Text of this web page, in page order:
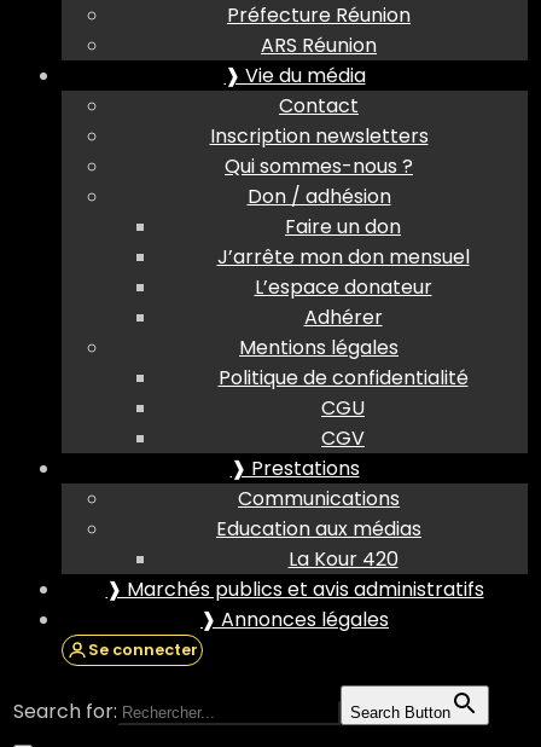
Préfecture Réunion
ARS Réunion
❱ Vie du média
Contact
Inscription newsletters
Qui sommes-nous ?
Don / adhésion
Faire un don
J’arrête mon don mensuel
L’espace donateur
Adhérer
Mentions légales
Politique de confidentialité
CGU
CGV
❱ Prestations
Communications
Education aux médias
La Kour 420
❱ Marchés publics et avis administratifs
❱ Annonces légales
Se connecter
Search for: Search Button